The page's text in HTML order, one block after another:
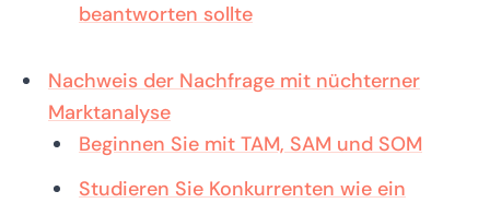
beantworten sollte
Nachweis der Nachfrage mit nüchterner
Marktanalyse
Beginnen Sie mit TAM, SAM und SOM
Studieren Sie Konkurrenten wie ein